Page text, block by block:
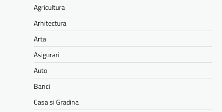
Agricultura
Arhitectura
Arta
Asigurari
Auto
Banci
Casa si Gradina